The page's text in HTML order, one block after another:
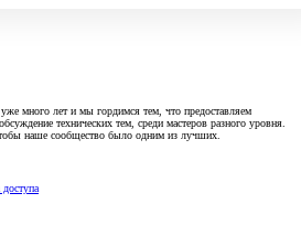
много лет и мы гордимся тем, что предоставляем
технических тем, среди мастеров разного уровня.
наше сообщество было одним из лучших.
доступа